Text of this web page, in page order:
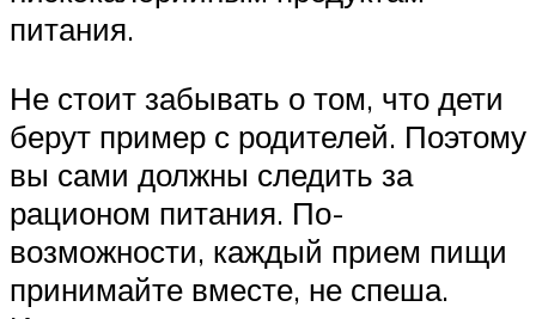
питания.
Не стоит забывать о том, что дети
берут пример с родителей. Поэтому
вы сами должны следить за
рационом питания. По-
возможности, каждый прием пищи
принимайте вместе, не спеша.